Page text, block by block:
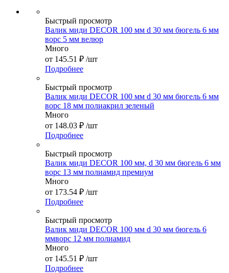
Быстрый просмотр
Валик миди DЕCOR 100 мм d 30 мм бюгель 6 мм
ворс 5 мм велюр
Много
от 145.51 ₽ /шт
Подробнее
Быстрый просмотр
Валик миди DЕCOR 100 мм d 30 мм бюгель 6 мм
ворс 18 мм полиакрил зеленый
Много
от 148.03 ₽ /шт
Подробнее
Быстрый просмотр
Валик миди DЕCOR 100 мм, d 30 мм бюгель 6 мм
ворс 13 мм полиамид премиум
Много
от 173.54 ₽ /шт
Подробнее
Быстрый просмотр
Валик миди DЕCOR 100 мм d 30 мм бюгель 6
ммворс 12 мм полиамид
Много
от 145.51 ₽ /шт
Подробнее